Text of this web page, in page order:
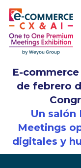
content
E-commerce
de febrero
Un salón
Meetings
digitales y